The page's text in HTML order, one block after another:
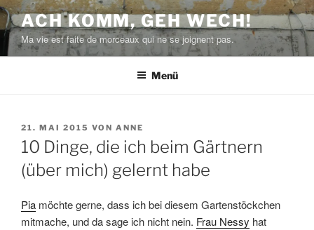
Zum
Inhalt
springen
ACH KOMM, GEH WECH!
Ma vie est faite de morceaux qui ne se joignent pas.
Menü
VERÖFFENTLICHT
AM
21. MAI 2015 VON ANNE
10 Dinge, die ich beim Gärtnern
(über mich) gelernt habe
Pia möchte gerne, dass ich bei diesem Gartenstöckchen
mitmache, und da sage ich nicht nein. Frau Nessy hat